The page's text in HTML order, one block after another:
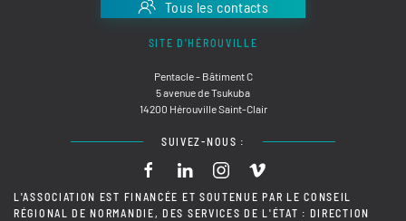
Tous les contacts
SITE D'HÉROUVILLE
Pentacle - Bâtiment C
5 avenue de Tsukuba
14200 Hérouville Saint-Clair
SUIVEZ-NOUS :
L'ASSOCIATION EST FINANCÉE ET SOUTENUE PAR LE CONSEIL
RÉGIONAL DE NORMANDIE, DES SERVICES DE L'ÉTAT : DIRECTION